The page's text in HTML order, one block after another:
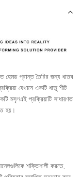
হেমড প্রান্ত তৈরির জন্য ধাতব
যেখানে একটি ধাতু শীট
মসৃণএই প্রক্রিয়াটি সাধারণত
হয়।
শক্তিশালী করতে,